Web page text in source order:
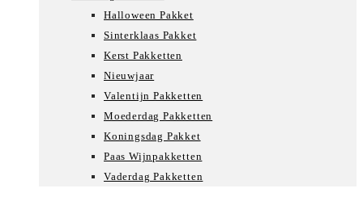
Halloween Pakket
Sinterklaas Pakket
Kerst Pakketten
Nieuwjaar
Valentijn Pakketten
Moederdag Pakketten
Koningsdag Pakket
Paas Wijnpakketten
Vaderdag Pakketten